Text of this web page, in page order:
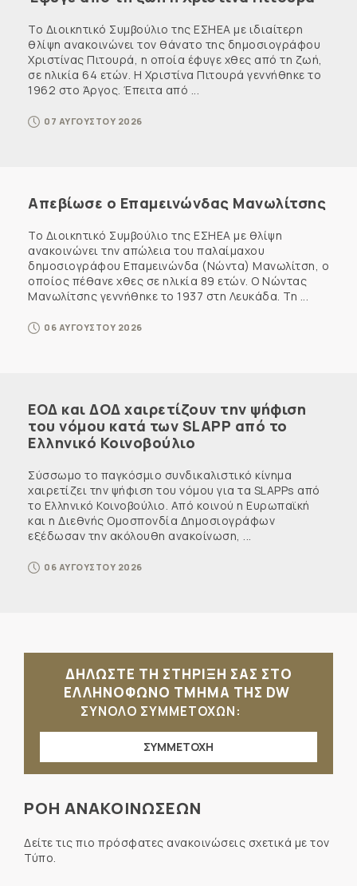
Το Διοικητικό Συμβούλιο της ΕΣΗΕΑ με ιδιαίτερη
θλίψη ανακοινώνει τον θάνατο της δημοσιογράφου
Χριστίνας Πιτουρά, η οποία έφυγε χθες από τη ζωή,
σε ηλικία 64 ετών. Η Χριστίνα Πιτουρά γεννήθηκε το
1962 στο Άργος. Έπειτα από ...
07 ΑΥΓΟΥΣΤΟΥ 2026
Απεβίωσε ο Επαμεινώνδας Μανωλίτσης
Το Διοικητικό Συμβούλιο της ΕΣΗΕΑ με θλίψη
ανακοινώνει την απώλεια του παλαίμαχου
δημοσιογράφου Επαμεινώνδα (Νώντα) Μανωλίτση, ο
οποίος πέθανε χθες σε ηλικία 89 ετών. Ο Νώντας
Μανωλίτσης γεννήθηκε το 1937 στη Λευκάδα. Τη ...
06 ΑΥΓΟΥΣΤΟΥ 2026
ΕΟΔ και ΔΟΔ χαιρετίζουν την ψήφιση
του νόμου κατά των SLAPP από το
Ελληνικό Κοινοβούλιο
Σύσσωμο το παγκόσμιο συνδικαλιστικό κίνημα
χαιρετίζει την ψήφιση του νόμου για τα SLAPPs από
το Ελληνικό Κοινοβούλιο. Από κοινού η Ευρωπαϊκή
και η Διεθνής Ομοσπονδία Δημοσιογράφων
εξέδωσαν την ακόλουθη ανακοίνωση, ...
06 ΑΥΓΟΥΣΤΟΥ 2026
ΔΗΛΩΣΤΕ ΤΗ ΣΤΗΡΙΞΗ ΣΑΣ ΣΤΟ
ΕΛΛΗΝΟΦΩΝΟ ΤΜΗΜΑ ΤΗΣ DW
ΣΥΝΟΛΟ ΣΥΜΜΕΤΟΧΩΝ:
ΣΥΜΜΕΤΟΧΗ
ΡΟΗ ΑΝΑΚΟΙΝΩΣΕΩΝ
Δείτε τις πιο πρόσφατες ανακοινώσεις σχετικά με τον
Τύπο.